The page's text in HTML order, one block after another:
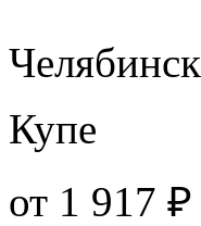
Челябинск
Купе
от 1 917 ₽